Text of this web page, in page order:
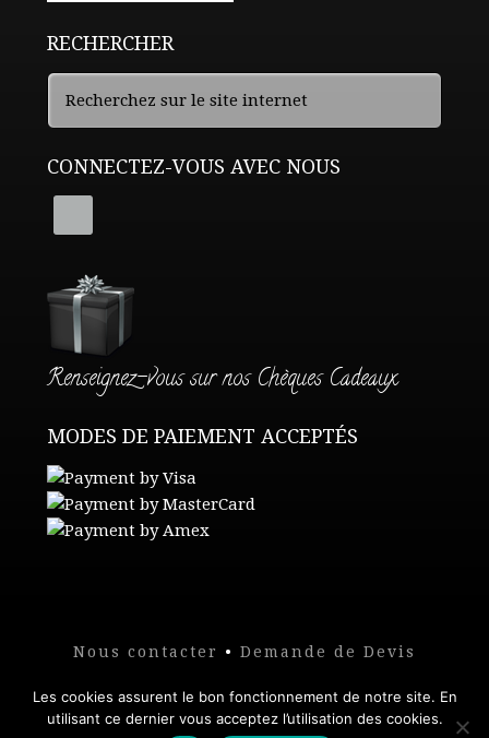
RECHERCHER
CONNECTEZ-VOUS AVEC NOUS
Renseignez-vous sur nos Chèques Cadeaux
MODES DE PAIEMENT ACCEPTÉS
Nous contacter • Demande de Devis
Les cookies assurent le bon fonctionnement de notre site. En
utilisant ce dernier vous acceptez l’utilisation des cookies.